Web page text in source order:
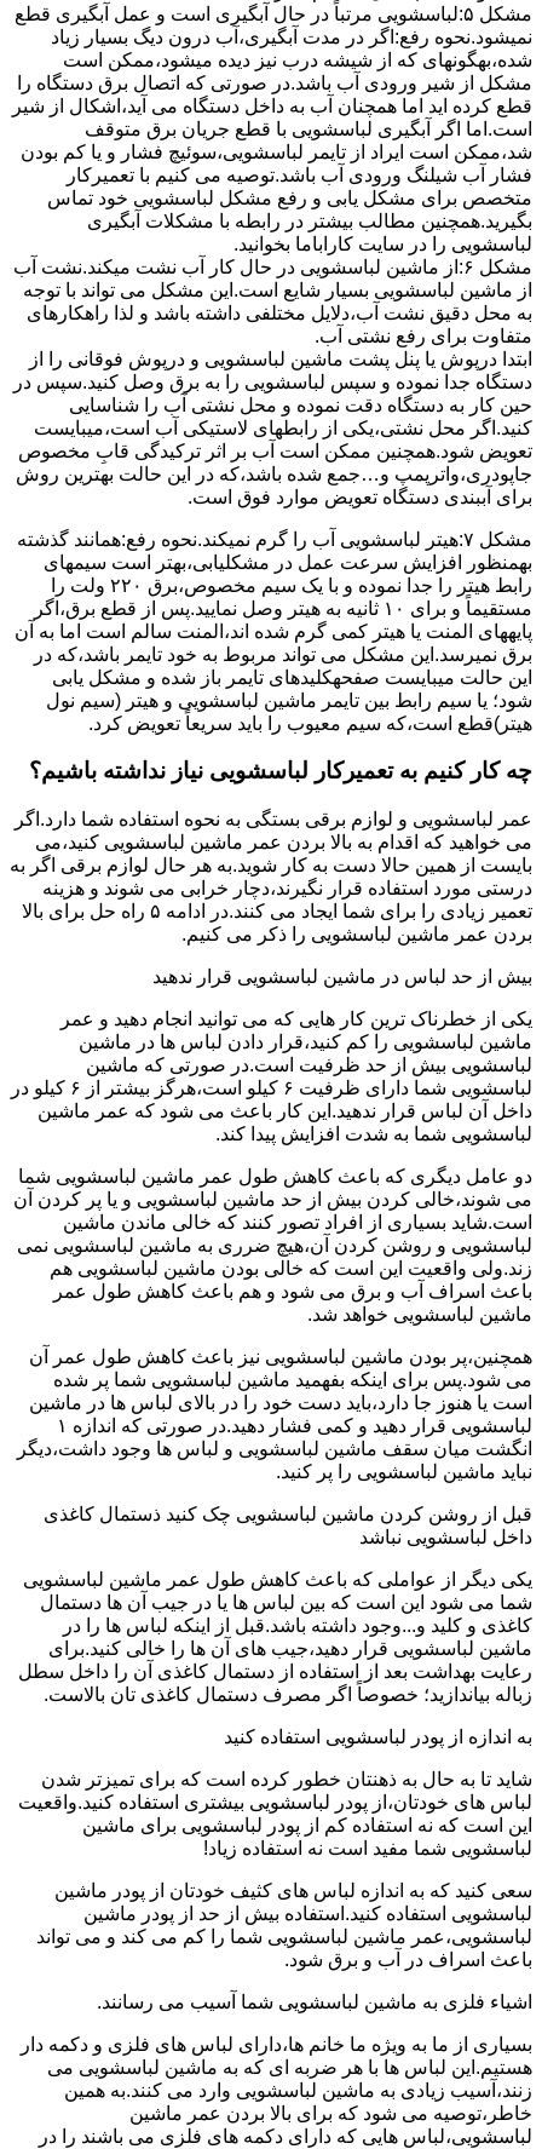
مشکل ۵:لباسشویی مرتباً در ﺣﺎل آﺑﮕﯿﺮی اﺳﺖ و ﻋﻤﻞ آﺑﮕﯿﺮی ﻗﻄﻊ
نمیشود.نحوه رﻓﻊ:اﮔﺮ در ﻣﺪت آﺑﮕﯿﺮی،آب درون دﯾﮓ ﺑﺴﯿﺎر زﯾﺎد
ﺷﺪه،بهگونهای ﮐﻪ از ﺷﯿﺸﻪ درب ﻧﯿﺰ دﯾﺪه میشود،ممکن است
مشکل از شیر ورودی آب باشد.در صورتی که اتصال برق دستگاه را
قطع کرده اید اما همچنان آب به داخل دستگاه می آید،اشکال از شیر
است.اما اگر آبگیری لباسشویی با قطع جریان برق متوقف
شد،ممکن است ایراد از تایمر لباسشویی،سوئیچ فشار و یا کم بودن
فشار آب شیلنگ ورودی آب باشد.توصیه می کنیم با تعمیرکار
متخصص برای مشکل یابی و رفع مشکل لباسشویی خود تماس
بگیرید.همچنین مطالب بیشتر در رابطه با مشکلات آبگیری
لباسشویی را در سایت کاراباما بخوانید.
مشکل ۶:از ﻣﺎﺷﯿﻦ لباسشویی در ﺣﺎل ﮐﺎر آب ﻧﺸﺖ میکند.نشت آب
از ماشین لباسشویی بسیار شایع است.این مشکل می تواند با توجه
به محل دقیق نشت آب،دلایل مختلفی داشته باشد و لذا راهکارهای
متفاوت برای رفع نشتی آب.
ابتدا درپوش یا پنل ﭘﺸﺖ ﻣﺎﺷﯿﻦ لباسشویی و درپوش ﻓﻮﻗﺎﻧﯽ را از
دستگاه ﺟﺪا ﻧﻤﻮده و ﺳﭙﺲ لباسشویی را ﺑﻪ ﺑﺮق وصل ﮐﻨﯿﺪ.سپس در
حین کار به دستگاه دقت نموده و ﻣﺤﻞ نشتی آب را ﺷﻨﺎﺳﺎﯾﯽ
کنید.اﮔﺮ ﻣﺤﻞ نشتی،ﯾﮑﯽ از رابطهای ﻻﺳﺘﯿﮑﯽ آب اﺳﺖ،میبایست
ﺗﻌﻮﯾﺾ شود.همچنین ﻣﻤﮑﻦ اﺳﺖ آب بر اثر ﺗﺮﮐﯿﺪﮔﯽ قابِ ﻣﺨﺼﻮص
ﺟﺎﭘﻮدری،واترپمپ و…جمع شده ﺑﺎﺷﺪ،ﮐﻪ در این حالت بهترین روش
برای آببندی دستگاه ﺗﻌﻮﯾﺾ ﻣﻮارد ﻓﻮق اﺳﺖ.
مشکل ۷:ﻫﯿﺘﺮ لباسشویی آب را ﮔﺮم نمیکند.نحوه رﻓﻊ:ﻫﻤﺎﻧﻨﺪ ﮔﺬﺷﺘﻪ
بهمنظور اﻓﺰاﯾﺶ ﺳﺮﻋﺖ ﻋﻤﻞ در مشکلیابی،بهتر است سیمهای
راﺑﻂ ﻫﯿﺘﺮ را ﺟﺪا ﻧﻤﻮده و ﺑﺎ ﯾﮏ ﺳﯿﻢ ﻣﺨﺼﻮص،برق ۲۲۰ ولت را
مستقیماً و برای ۱۰ ﺛﺎﻧﯿﻪ ﺑﻪ ﻫﯿﺘﺮ وصل نمایید.ﭘﺲ از ﻗﻄﻊ ﺑﺮق،اﮔﺮ
پایههای اﻟﻤﻨﺖ یا هیتر کمی ﮔﺮم ﺷﺪه اند،اﻟﻤﻨﺖ ﺳﺎﻟﻢ است اما ﺑﻪ آن
ﺑﺮق نمیرسد.اﯾﻦ ﻣﺸﮑﻞ می تواند مربوط به ﺧﻮد ﺗﺎﯾﻤﺮ باشد،ﮐﻪ در
این حالت میبایست صفحهکلیدهای ﺗﺎﯾﻤﺮ باز شده و مشکل یابی
شود؛ ﯾﺎ ﺳﯿﻢ راﺑﻂ ﺑﯿﻦ ﺗﺎﯾﻤﺮ ماشین لباسشویی و ﻫﯿﺘﺮ (سیم ﻧﻮل
ﻫﯿﺘﺮ)ﻗﻄﻊ اﺳﺖ،ﮐﻪ ﺳﯿﻢ ﻣﻌﯿﻮب را ﺑﺎﯾﺪ سریعاً ﺗﻌﻮﯾﺾ کرد.
چه کار کنیم به تعمیرکار لباسشویی نیاز نداشته باشیم؟
عمر لباسشویی و لوازم برقی بستگی به نحوه استفاده شما دارد.اگر
می خواهید که اقدام به بالا بردن عمر ماشین لباسشویی کنید،می
بایست از همین حالا دست به کار شوید.به هر حال لوازم برقی اگر به
درستی مورد استفاده قرار نگیرند،دچار خرابی می شوند و هزینه
تعمیر زیادی را برای شما ایجاد می کنند.در ادامه ۵ راه حل برای بالا
بردن عمر ماشین لباسشویی را ذکر می کنیم.
بیش از حد لباس در ماشین لباسشویی قرار ندهید
یکی از خطرناک ترین کار هایی که می توانید انجام دهید و عمر
ماشین لباسشویی را کم کنید،قرار دادن لباس ها در ماشین
لباسشویی بیش از حد ظرفیت است.در صورتی که ماشین
لباسشویی شما دارای ظرفیت ۶ کیلو است،هرگز بیشتر از ۶ کیلو در
داخل آن لباس قرار ندهید.این کار باعث می شود که عمر ماشین
لباسشویی شما به شدت افزایش پیدا کند.
دو عامل دیگری که باعث کاهش طول عمر ماشین لباسشویی شما
می شوند،خالی کردن بیش از حد ماشین لباسشویی و یا پر کردن آن
است.شاید بسیاری از افراد تصور کنند که خالی ماندن ماشین
لباسشویی و روشن کردن آن،هیچ ضرری به ماشین لباسشویی نمی
زند.ولی واقعیت این است که خالی بودن ماشین لباسشویی هم
باعث اسراف آب و برق می شود و هم باعث کاهش طول عمر
ماشین لباسشویی خواهد شد.
همچنین،پر بودن ماشین لباسشویی نیز باعث کاهش طول عمر آن
می شود.پس برای اینکه بفهمید ماشین لباسشویی شما پر شده
است یا هنوز جا دارد،باید دست خود را در بالای لباس ها در ماشین
لباسشویی قرار دهید و کمی فشار دهید.در صورتی که اندازه ۱
انگشت میان سقف ماشین لباسشویی و لباس ها وجود داشت،دیگر
نباید ماشین لباسشویی را پر کنید.
قبل از روشن کردن ماشین لباسشویی چک کنید ذستمال کاغذی
داخل لباسشویی نباشد
یکی دیگر از عواملی که باعث کاهش طول عمر ماشین لباسشویی
شما می شود این است که بین لباس ها یا در جیب آن ها دستمال
کاغذی و کلید و...وجود داشته باشد.قبل از اینکه لباس ها را در
ماشین لباسشویی قرار دهید،جیب های آن ها را خالی کنید.برای
رعایت بهداشت بعد از استفاده از دستمال کاغذی آن را داخل سطل
زباله بیاندازید؛ خصوصاً اگر مصرف دستمال کاغذی تان بالاست.
به اندازه از پودر لباسشویی استفاده کنید
شاید تا به حال به ذهنتان خطور کرده است که برای تمیزتر شدن
لباس های خودتان،از پودر لباسشویی بیشتری استفاده کنید.واقعیت
این است که نه استفاده کم از پودر لباسشویی برای ماشین
لباسشویی شما مفید است نه استفاده زیاد!
سعی کنید که به اندازه لباس های کثیف خودتان از پودر ماشین
لباسشویی استفاده کنید.استفاده بیش از حد از پودر ماشین
لباسشویی،عمر ماشین لباسشویی شما را کم می کند و می تواند
باعث اسراف در آب و برق شود.
اشیاء فلزی به ماشین لباسشویی شما آسیب می رسانند.
بسیاری از ما به ویژه ما خانم ها،دارای لباس های فلزی و دکمه دار
هستیم.این لباس ها با هر ضربه ای که به ماشین لباسشویی می
زنند،آسیب زیادی به ماشین لباسشویی وارد می کنند.به همین
خاطر،توصیه می شود که برای بالا بردن عمر ماشین
لباسشویی،لباس هایی که دارای دکمه های فلزی می باشند را در